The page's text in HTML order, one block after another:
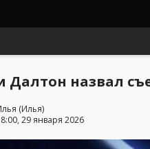
Далтон назвал
(Илья)
29 января 2026